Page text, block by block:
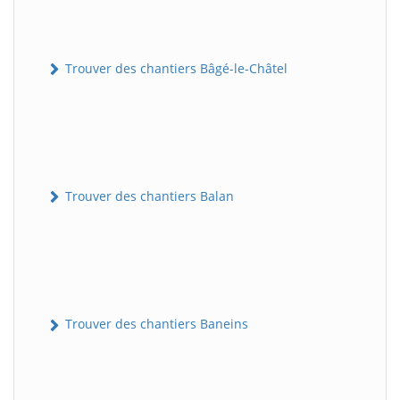
Trouver des chantiers Bâgé-le-Châtel
Trouver des chantiers Balan
Trouver des chantiers Baneins